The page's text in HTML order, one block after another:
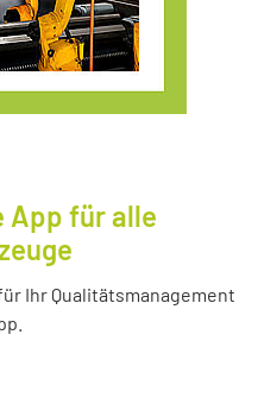
App für alle
Ihr Qualitätsmanagement